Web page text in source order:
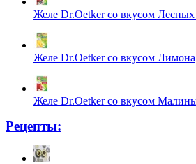
Желе Dr.Oetker со вкусом Лесных
Желе Dr.Oetker со вкусом Лимона
Желе Dr.Oetker со вкусом
Рецепты: